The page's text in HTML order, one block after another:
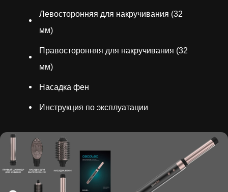
Левосторонняя для накручивания (32
мм)
Правосторонняя для накручивания (32
мм)
Насадка фен
Инструкция по эксплуатации